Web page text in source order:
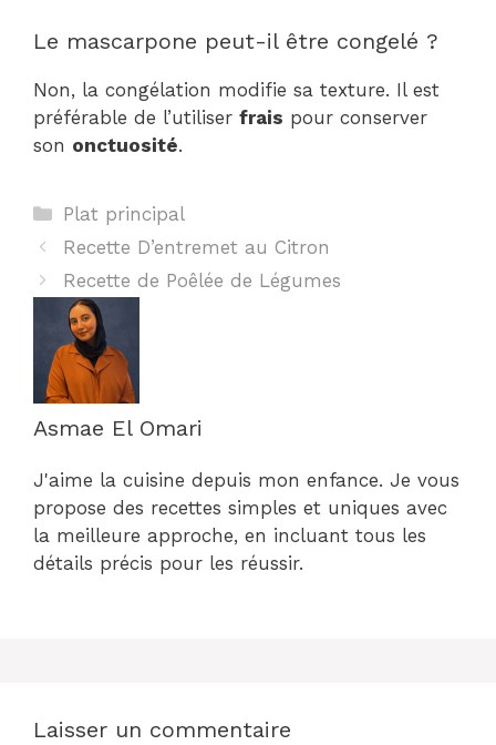
Le mascarpone peut-il être congelé ?
Non, la congélation modifie sa texture. Il est
préférable de l’utiliser frais pour conserver
son onctuosité.
Catégories
Plat principal
Recette D’entremet au Citron
Recette de Poêlée de Légumes
Asmae El Omari
J'aime la cuisine depuis mon enfance. Je vous
propose des recettes simples et uniques avec
la meilleure approche, en incluant tous les
détails précis pour les réussir.
Laisser un commentaire